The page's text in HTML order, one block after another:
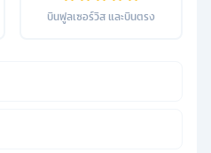
บินฟูลเซอร์วิส และบินตรง